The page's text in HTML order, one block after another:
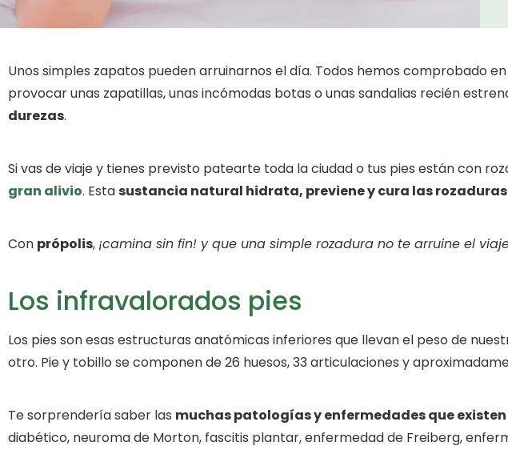
Unos simples zapatos pueden arruinarnos el día. Todos hemos comprobado
provocar unas zapatillas, unas incómodas botas o unas sandalias recién
durezas.
Si vas de viaje y tienes previsto patearte toda la ciudad o tus pies están con
gran alivio. Esta sustancia natural hidrata, previene y cura las
Con própolis, ¡camina sin fin! y que una simple rozadura no te arruine el
Los infravalorados pies
Los pies son esas estructuras anatómicas inferiores que llevan el peso de
otro. Pie y tobillo se componen de 26 huesos, 33 articulaciones y
Te sorprendería saber las muchas patologías y enfermedades que
diabético, neuroma de Morton, fascitis plantar, enfermedad de Freiberg,